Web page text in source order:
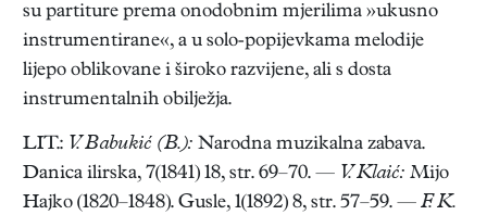
su partiture prema onodobnim mjerilima »ukusno
instrumentirane«, a u solo-popijevkama melodije
lijepo oblikovane i široko razvijene, ali s dosta
instrumentalnih obilježja.
LIT.: V. Babukić (B.): Narodna muzikalna zabava.
Danica ilirska, 7(1841) 18, str. 69–70. — V. Klaić: Mijo
Hajko (1820–1848). Gusle, 1(1892) 8, str. 57–59. — F. K.